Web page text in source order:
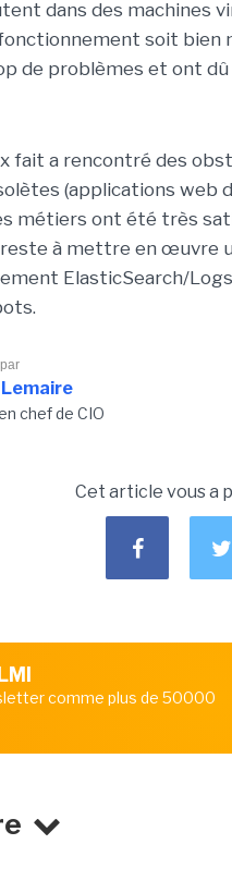
dans des machines
soit bien
de problèmes et ont
fait a rencontré des
(applications web
les métiers ont été très
reste à mettre en œuvre
ElasticSearch/
chef de CIO
Cet article vous a
comme plus de 50000